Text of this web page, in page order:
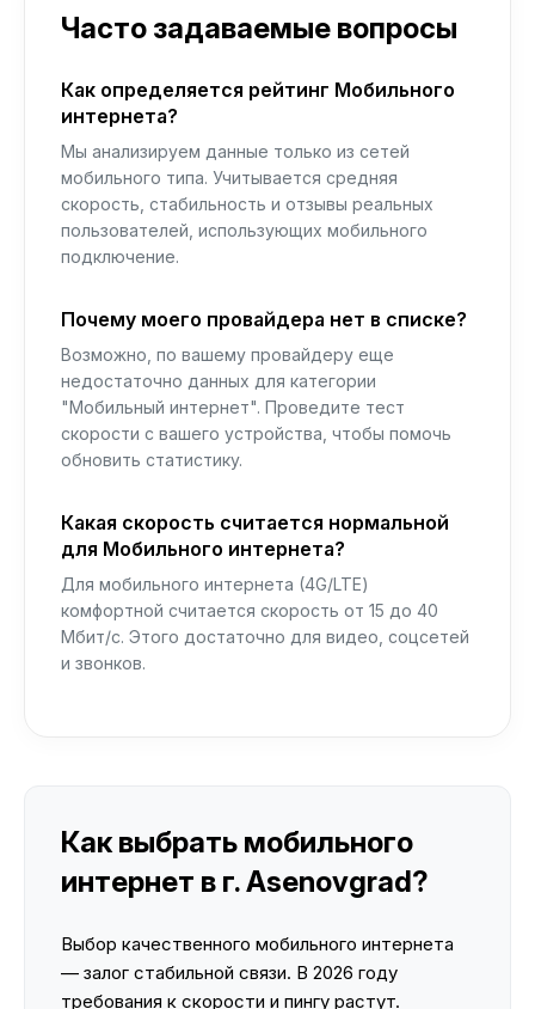
Часто задаваемые вопросы
Как определяется рейтинг Мобильного
интернета?
Мы анализируем данные только из сетей
мобильного типа. Учитывается средняя
скорость, стабильность и отзывы реальных
пользователей, использующих мобильного
подключение.
Почему моего провайдера нет в списке?
Возможно, по вашему провайдеру еще
недостаточно данных для категории
"Мобильный интернет". Проведите тест
скорости с вашего устройства, чтобы помочь
обновить статистику.
Какая скорость считается нормальной
для Мобильного интернета?
Для мобильного интернета (4G/LTE)
комфортной считается скорость от 15 до 40
Мбит/с. Этого достаточно для видео, соцсетей
и звонков.
Как выбрать мобильного
интернет в г. Asenovgrad?
Выбор качественного мобильного интернета
— залог стабильной связи. В 2026 году
требования к скорости и пингу растут.